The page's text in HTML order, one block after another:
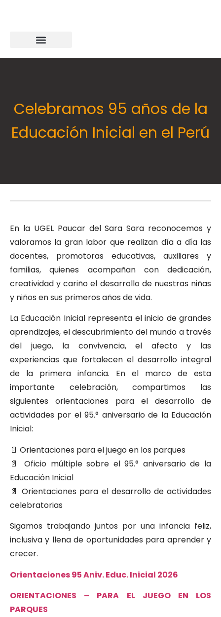
Celebramos 95 años de la
Educación Inicial en el Perú
En la UGEL Paucar del Sara Sara reconocemos y
valoramos la gran labor que realizan día a día las
docentes, promotoras educativas, auxiliares y
familias, quienes acompañan con dedicación,
creatividad y cariño el desarrollo de nuestras niñas
y niños en sus primeros años de vida.
La Educación Inicial representa el inicio de grandes
aprendizajes, el descubrimiento del mundo a través
del juego, la convivencia, el afecto y las
experiencias que fortalecen el desarrollo integral
de la primera infancia. En el marco de esta
importante celebración, compartimos las
siguientes orientaciones para el desarrollo de
actividades por el 95.° aniversario de la Educación
Inicial:
📄 Orientaciones para el juego en los parques
📄 Oficio múltiple sobre el 95.° aniversario de la
Educación Inicial
📄 Orientaciones para el desarrollo de actividades
celebratorias
Sigamos trabajando juntos por una infancia feliz,
inclusiva y llena de oportunidades para aprender y
crecer.
Orientaciones 95 Aniv. Educ. Inicial 2026
ORIENTACIONES – PARA EL JUEGO EN LOS
PARQUES